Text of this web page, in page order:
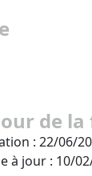
de la
: 22/06/
à jour : 10/